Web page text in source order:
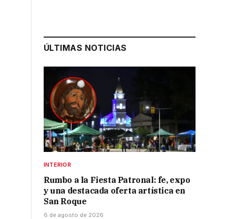
ÚLTIMAS NOTICIAS
INTERIOR
Rumbo a la Fiesta Patronal: fe, expo
y una destacada oferta artística en
San Roque
6 de agosto de 2026